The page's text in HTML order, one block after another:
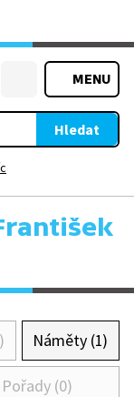
MENU
Hledat
Náměty (1)
Pořady (0)